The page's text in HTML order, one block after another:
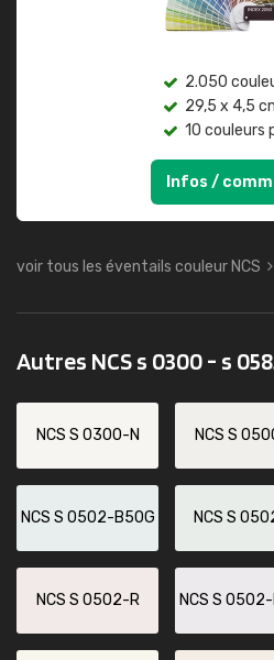
2.050
29,5 x 4,5
10 couleurs
Infos /
voir tous les éventails couleur NCS
Autres NCS s 0300 - s
NCS S 0300-N NCS S
NCS S 0502-B50G NCS S
NCS S 0502-R NCS S